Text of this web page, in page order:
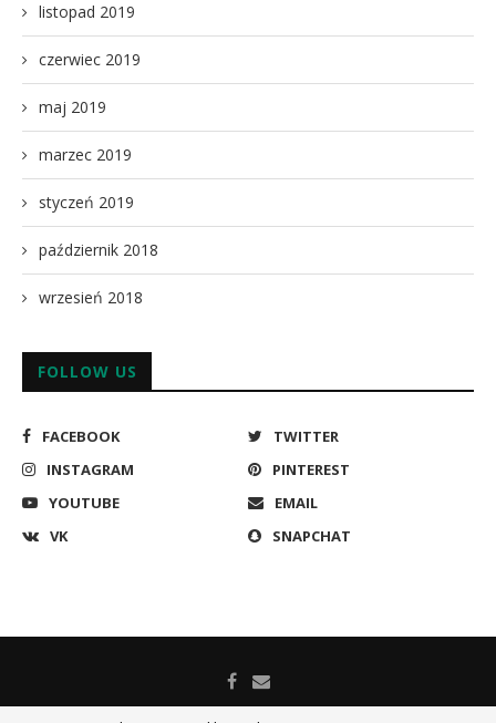
listopad 2019
czerwiec 2019
maj 2019
marzec 2019
styczeń 2019
październik 2018
wrzesień 2018
FOLLOW US
FACEBOOK
TWITTER
INSTAGRAM
PINTEREST
YOUTUBE
EMAIL
VK
SNAPCHAT